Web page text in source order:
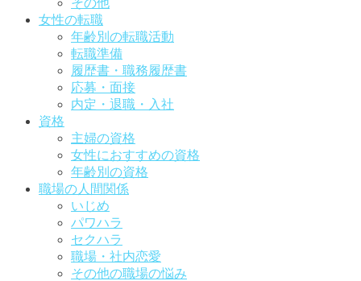
その他
女性の転職
年齢別の転職活動
転職準備
履歴書・職務履歴書
応募・面接
内定・退職・入社
資格
主婦の資格
女性におすすめの資格
年齢別の資格
職場の人間関係
いじめ
パワハラ
セクハラ
職場・社内恋愛
その他の職場の悩み